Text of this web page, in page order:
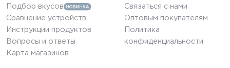
Подбор вкусов
Сравнение устройств
Инструкции продуктов
Вопросы и ответы
Карта магазинов
Связаться с нами
Оптовым покупателям
Политика
конфиденциальности